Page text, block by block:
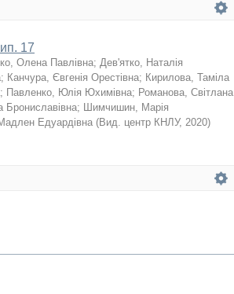
17
Олена Павлівна; Дев'ятко, Наталія
; Канчура, Євгенія Орестівна; Кирилова, Таміла
; Павленко, Юлія Юхимівна; Романова, Світлана
; Шимчишин, Марія
Едуардівна (Вид. центр КНЛУ, 2020)